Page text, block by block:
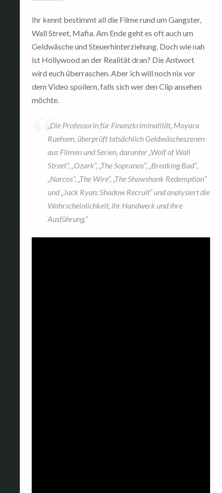
Ihr kennt bestimmt all die Filme rund um Gangster,
Wall Street, Mafia. Am Ende geht es oft auch um
Geldwäsche und Steuerhinterziehung. Doch wie nah
ist Hollywood an der Realität dran? Die Antwort
wird euch überraschen. Aber ich will noch nix vor
dem Video spoilern, falls sich wer den Clip ansehen
möchte.
„Die Professorin für Finanzkriminalität, Moyara
Ruehsen, überprüft tatsächlich Geldwäscheszenen
aus Filmen und Serien, darunter „Wolf of Wall
Street“, „Ozark“, „The Sopranos“, „Breaking Bad“,
„Narcos“, „The Wire“, „The Shawshank Redemption“
und „Jack Ryan: Shadow Recruit“ und analysiert die
Wahrscheinlichkeit, ihr Handwerk und ihre
Ausführung.“